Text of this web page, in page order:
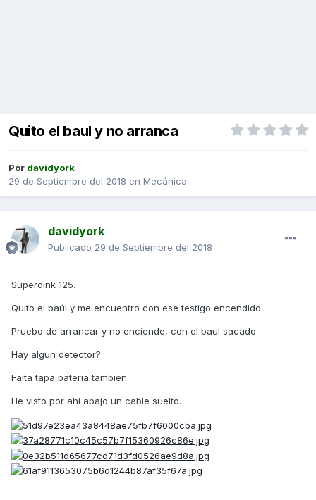
Quito el baul y no arranca
Por davidyork
29 de Septiembre del 2018 en Mecánica
davidyork
Publicado 29 de Septiembre del 2018
Superdink 125.
Quito el baúl y me encuentro con ese testigo encendido.
Pruebo de arrancar y no enciende, con el baul sacado.
Hay algun detector?
Falta tapa bateria tambien.
He visto por ahi abajo un cable suelto.